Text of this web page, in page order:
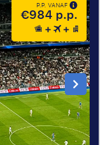
P.P. VANAF
€984 p.p.